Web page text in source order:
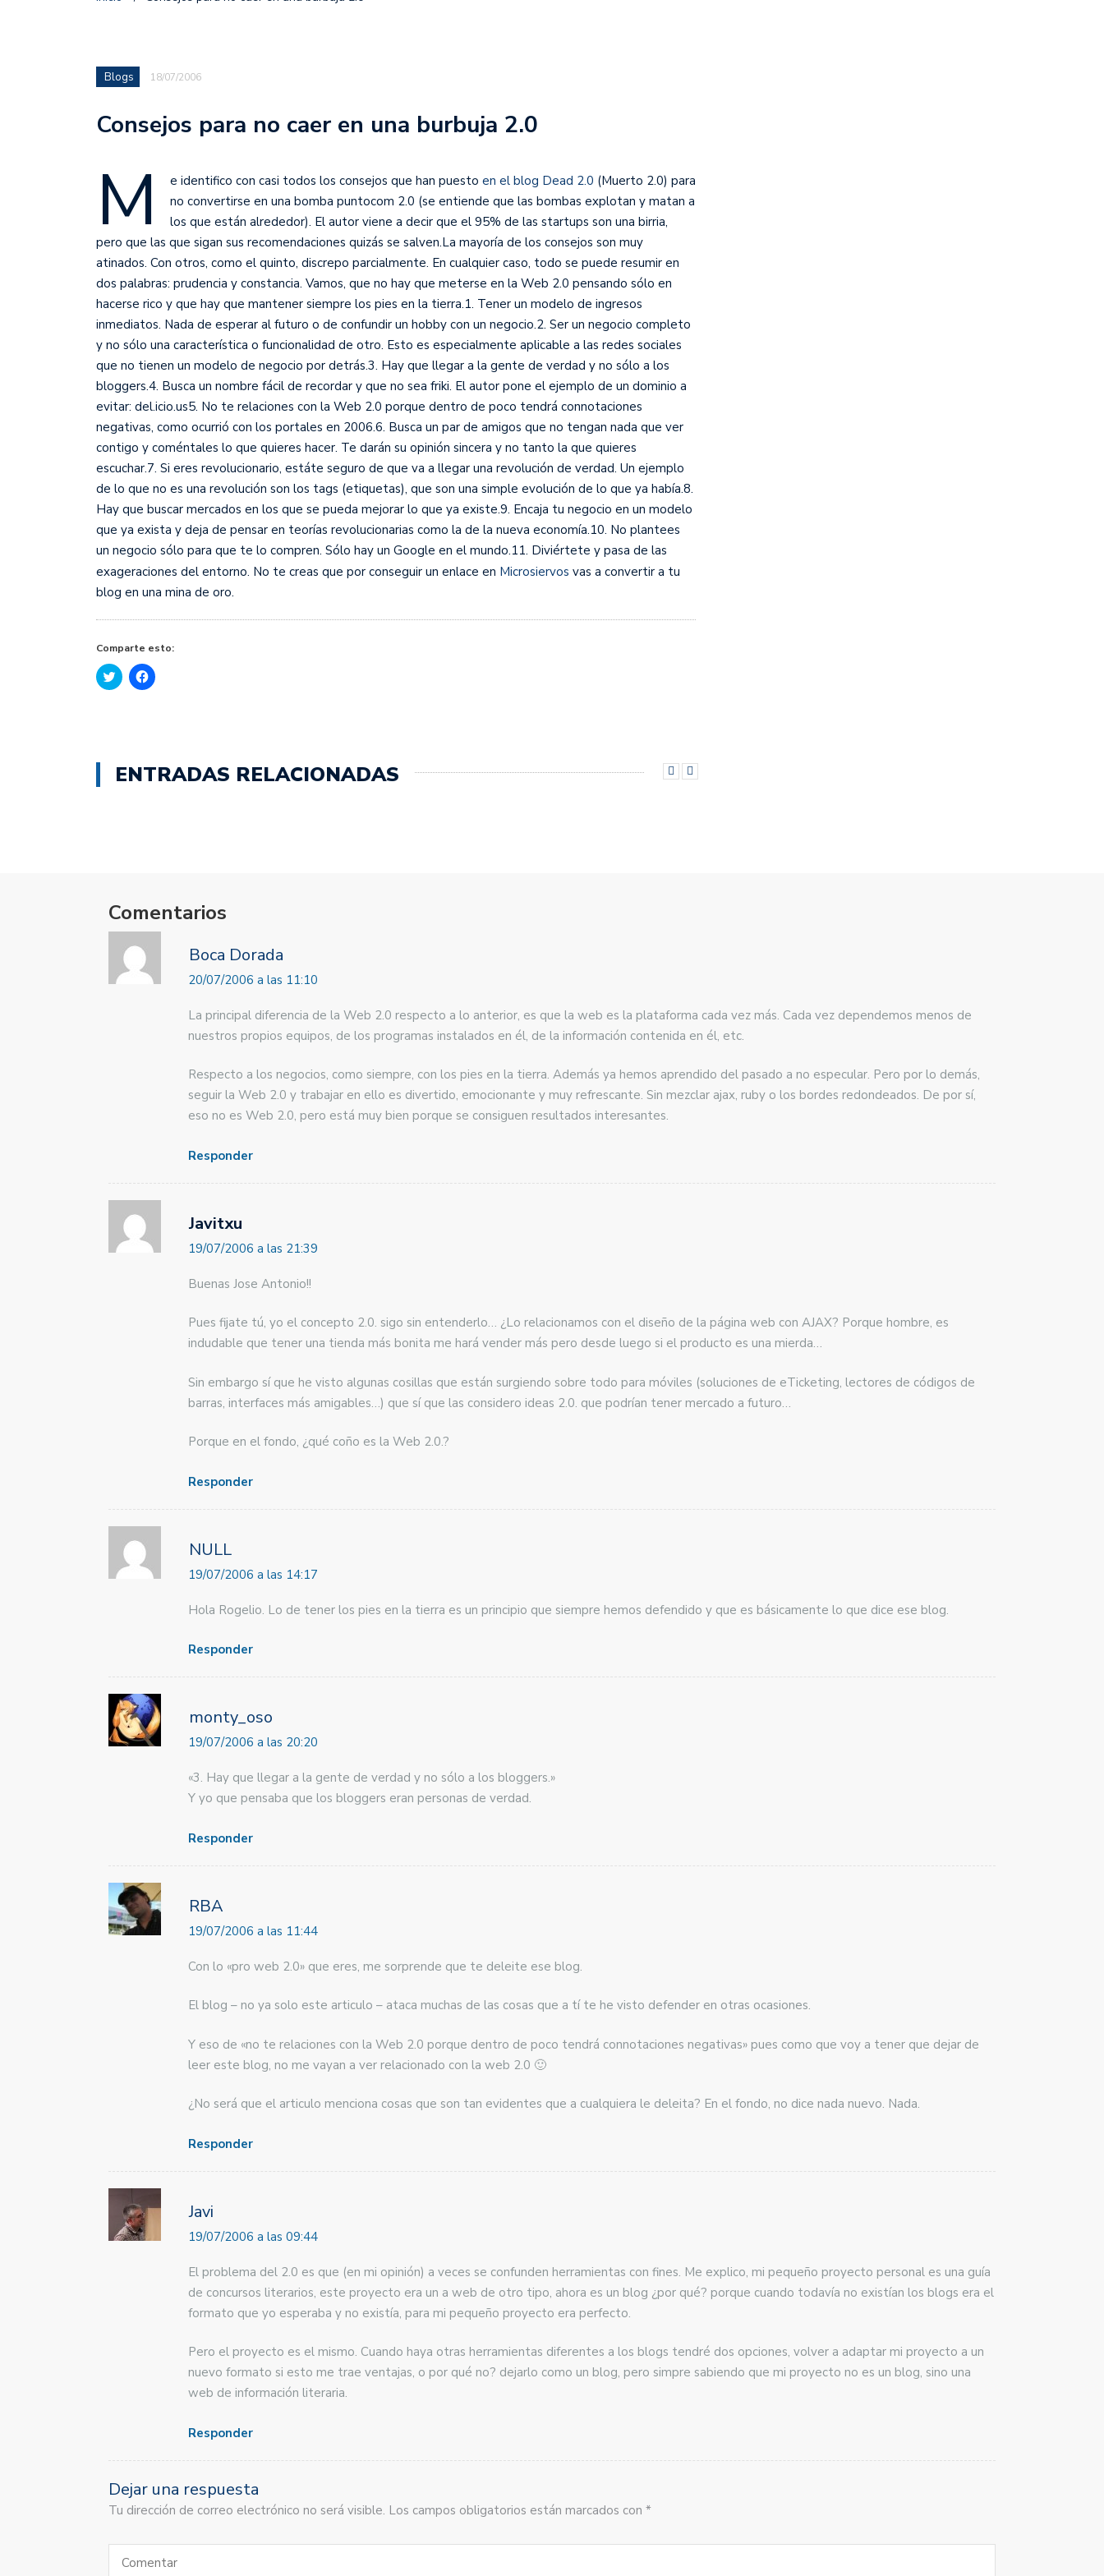
Blogs 18/07/2006
Consejos para no caer en una burbuja 2.0
M e identifico con casi todos los consejos que han puesto en el blog Dead 2.0 (Muerto 2.0) para
no convertirse en una bomba puntocom 2.0 (se entiende que las bombas explotan y matan a
los que están alrededor). El autor viene a decir que el 95% de las startups son una birria,
pero que las que sigan sus recomendaciones quizás se salven.La mayoría de los consejos son muy
atinados. Con otros, como el quinto, discrepo parcialmente. En cualquier caso, todo se puede resumir en
dos palabras: prudencia y constancia. Vamos, que no hay que meterse en la Web 2.0 pensando sólo en
hacerse rico y que hay que mantener siempre los pies en la tierra.1. Tener un modelo de ingresos
inmediatos. Nada de esperar al futuro o de confundir un hobby con un negocio.2. Ser un negocio completo
y no sólo una característica o funcionalidad de otro. Esto es especialmente aplicable a las redes sociales
que no tienen un modelo de negocio por detrás.3. Hay que llegar a la gente de verdad y no sólo a los
bloggers.4. Busca un nombre fácil de recordar y que no sea friki. El autor pone el ejemplo de un dominio a
evitar: del.icio.us5. No te relaciones con la Web 2.0 porque dentro de poco tendrá connotaciones
negativas, como ocurrió con los portales en 2006.6. Busca un par de amigos que no tengan nada que ver
contigo y coméntales lo que quieres hacer. Te darán su opinión sincera y no tanto la que quieres
escuchar.7. Si eres revolucionario, estáte seguro de que va a llegar una revolución de verdad. Un ejemplo
de lo que no es una revolución son los tags (etiquetas), que son una simple evolución de lo que ya había.8.
Hay que buscar mercados en los que se pueda mejorar lo que ya existe.9. Encaja tu negocio en un modelo
que ya exista y deja de pensar en teorías revolucionarias como la de la nueva economía.10. No plantees
un negocio sólo para que te lo compren. Sólo hay un Google en el mundo.11. Diviértete y pasa de las
exageraciones del entorno. No te creas que por conseguir un enlace en Microsiervos vas a convertir a tu
blog en una mina de oro.
Comparte esto:
Haz
clic
una
ventana
Haz
clic
una
ventana
ENTRADAS RELACIONADAS
Comentarios
Boca Dorada
20/07/2006 a las 11:10
La principal diferencia de la Web 2.0 respecto a lo anterior, es que la web es la plataforma cada vez más. Cada vez dependemos menos de
nuestros propios equipos, de los programas instalados en él, de la información contenida en él, etc.
Respecto a los negocios, como siempre, con los pies en la tierra. Además ya hemos aprendido del pasado a no especular. Pero por lo demás,
seguir la Web 2.0 y trabajar en ello es divertido, emocionante y muy refrescante. Sin mezclar ajax, ruby o los bordes redondeados. De por sí,
eso no es Web 2.0, pero está muy bien porque se consiguen resultados interesantes.
Responder
Javitxu
19/07/2006 a las 21:39
Buenas Jose Antonio!!
Pues fijate tú, yo el concepto 2.0. sigo sin entenderlo… ¿Lo relacionamos con el diseño de la página web con AJAX? Porque hombre, es
indudable que tener una tienda más bonita me hará vender más pero desde luego si el producto es una mierda…
Sin embargo sí que he visto algunas cosillas que están surgiendo sobre todo para móviles (soluciones de eTicketing, lectores de códigos de
barras, interfaces más amigables…) que sí que las considero ideas 2.0. que podrían tener mercado a futuro…
Porque en el fondo, ¿qué coño es la Web 2.0.?
Responder
NULL
19/07/2006 a las 14:17
Hola Rogelio. Lo de tener los pies en la tierra es un principio que siempre hemos defendido y que es básicamente lo que dice ese blog.
Responder
monty_oso
19/07/2006 a las 20:20
«3. Hay que llegar a la gente de verdad y no sólo a los bloggers.»
Y yo que pensaba que los bloggers eran personas de verdad.
Responder
RBA
19/07/2006 a las 11:44
Con lo «pro web 2.0» que eres, me sorprende que te deleite ese blog.
El blog – no ya solo este articulo – ataca muchas de las cosas que a tí te he visto defender en otras ocasiones.
Y eso de «no te relaciones con la Web 2.0 porque dentro de poco tendrá connotaciones negativas» pues como que voy a tener que dejar de
leer este blog, no me vayan a ver relacionado con la web 2.0 🙂
¿No será que el articulo menciona cosas que son tan evidentes que a cualquiera le deleita? En el fondo, no dice nada nuevo. Nada.
Responder
Javi
19/07/2006 a las 09:44
El problema del 2.0 es que (en mi opinión) a veces se confunden herramientas con fines. Me explico, mi pequeño proyecto personal es una guía
de concursos literarios, este proyecto era un a web de otro tipo, ahora es un blog ¿por qué? porque cuando todavía no existían los blogs era el
formato que yo esperaba y no existía, para mi pequeño proyecto era perfecto.
Pero el proyecto es el mismo. Cuando haya otras herramientas diferentes a los blogs tendré dos opciones, volver a adaptar mi proyecto a un
nuevo formato si esto me trae ventajas, o por qué no? dejarlo como un blog, pero simpre sabiendo que mi proyecto no es un blog, sino una
web de información literaria.
Responder
Dejar una respuesta
Tu dirección de correo electrónico no será visible. Los campos obligatorios están marcados con *